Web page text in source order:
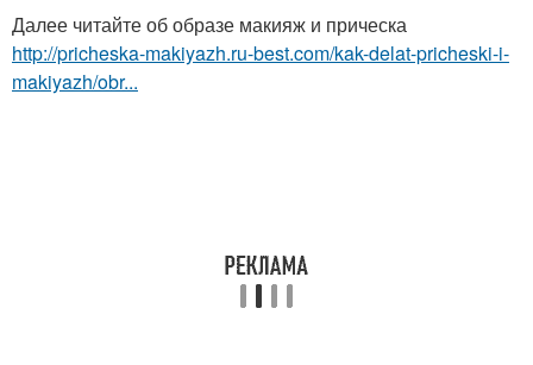
Далее читайте об образе макияж и прическа
http://pricheska-makiyazh.ru-best.com/kak-delat-pricheski-i-
makiyazh/obr...